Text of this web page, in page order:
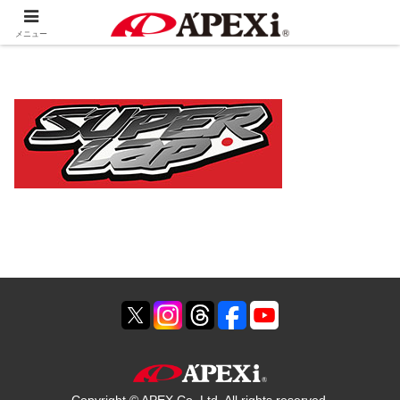
会社情報 海外ネットワーク
メニュー